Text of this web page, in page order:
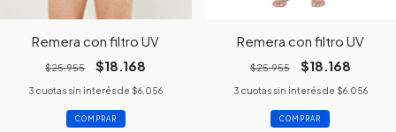
Remera con filtro UV
$25.955 $18.168
3 cuotas sin interés de $6.056
COMPRAR
Remera con filtro UV
$25.955 $18.168
3 cuotas sin interés de $6.056
COMPRAR